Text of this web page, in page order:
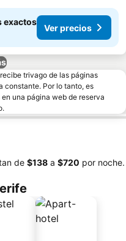
exactos
Ver precios
trivago de las páginas
constante. Por lo tanto, es
una página web de reserva
de ‎$138 a ‎$720 por noche.